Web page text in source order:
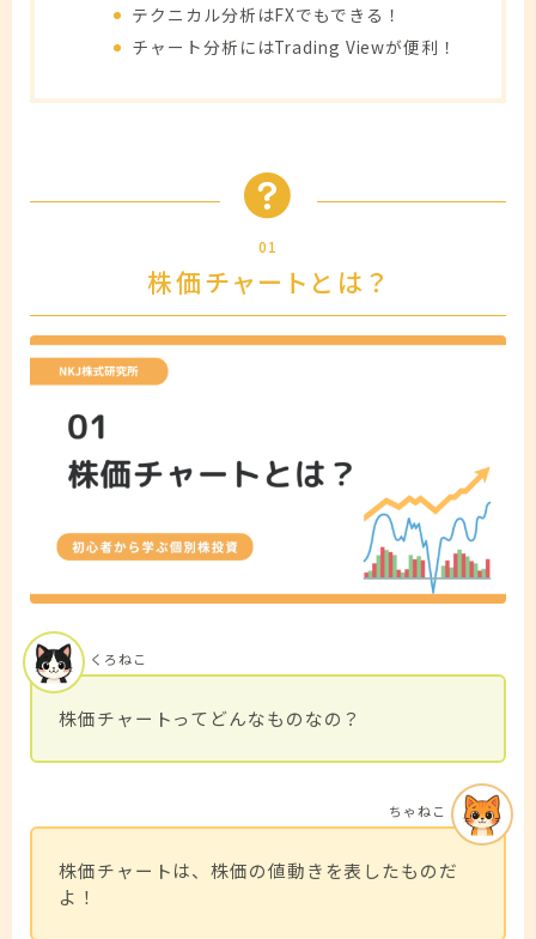
テクニカル分析はFXでもできる！
チャート分析にはTrading Viewが便利！
01
株価チャートとは？
株価チャートってどんなものなの？
くろねこ
株価チャートは、株価の値動きを表したものだ
よ！
ちゃねこ